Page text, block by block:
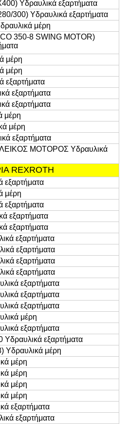
Υδραυλικά εξαρτήματα
300) Υδραυλικά εξαρτήματα
μέρη
350-8 SWING MOTOR)
μέρη
μέρη
εξαρτήματα
εξαρτήματα
εξαρτήματα
μέρη
μέρη
εξαρτήματα
ΜΟΤΟΡΟΣ Υδραυλικά
REXROTH
εξαρτήματα
μέρη
εξαρτήματα
εξαρτήματα
εξαρτήματα
εξαρτήματα
εξαρτήματα
εξαρτήματα
εξαρτήματα
εξαρτήματα
εξαρτήματα
εξαρτήματα
μέρη
εξαρτήματα
εξαρτήματα
Υδραυλικά μέρη
μέρη
μέρη
μέρη
μέρη
εξαρτήματα
εξαρτήματα